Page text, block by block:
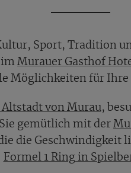
Sport, Tradition
Murauer Gasthof
Möglichkeiten für Ihre
von Murau,
gemütlich mit der
die Geschwindigkeit
Formel 1 Ring in